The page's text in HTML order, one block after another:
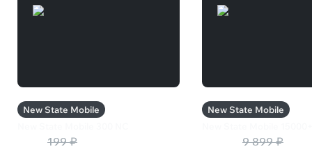
New State Mobile
199 ₽
New State Mobile
9 899 ₽